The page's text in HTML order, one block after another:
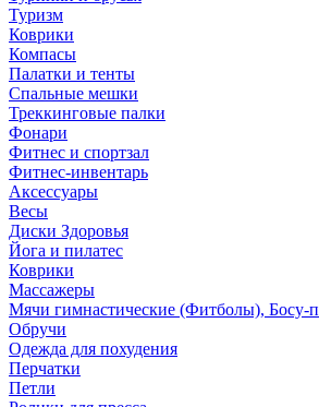
Туризм
Коврики
Компасы
Палатки и тенты
Спальные мешки
Треккинговые палки
Фонари
Фитнес и спортзал
Фитнес-инвентарь
Аксессуары
Весы
Диски Здоровья
Йога и пилатес
Коврики
Массажеры
Мячи гимнастические (Фитболы), Босу-
Обручи
Одежда для похудения
Перчатки
Петли